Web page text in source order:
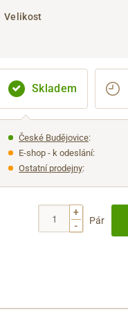
Velikost
Skladem
České Budějovice:
E-shop - k odeslání:
Ostatní prodejny:
+
-
Pár